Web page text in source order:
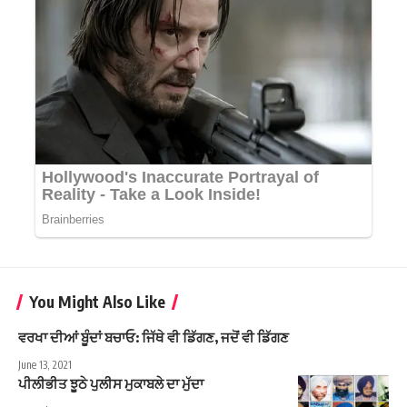
You Might Also Like
ਵਰਖਾ ਦੀਆਂ ਬੂੰਦਾਂ ਬਚਾਓ: ਜਿੱਥੇ ਵੀ ਡਿੱਗਣ, ਜਦੋਂ ਵੀ ਡਿੱਗਣ
June 13, 2021
ਪੀਲੀਭੀਤ ਝੂਠੇ ਪੁਲੀਸ ਮੁਕਾਬਲੇ ਦਾ ਮੁੱਦਾ